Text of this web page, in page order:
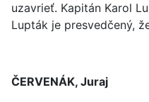
uzavrieť. Kapitán Karol
Lupták je presvedčený,
ČERVENÁK, Juraj